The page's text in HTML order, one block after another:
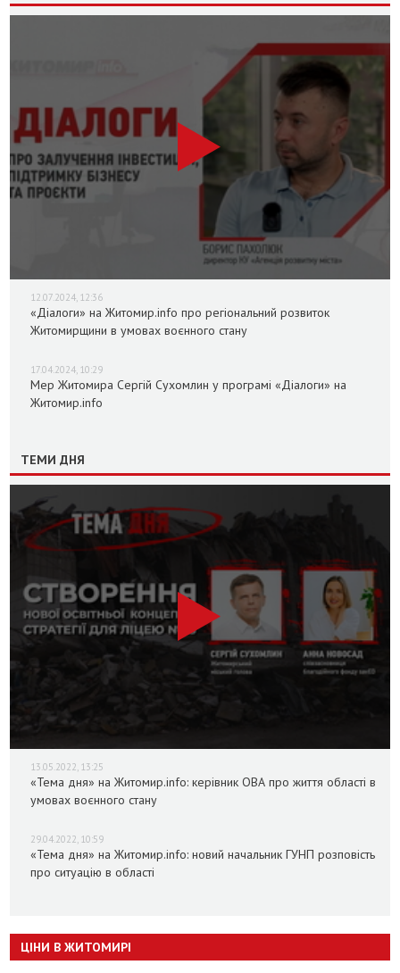
12.07.2024, 12:36
«Діалоги» на Житомир.info про регіональний розвиток
Житомирщини в умовах воєнного стану
17.04.2024, 10:29
Мер Житомира Сергій Сухомлин у програмі «Діалоги» на
Житомир.info
ТЕМИ ДНЯ
13.05.2022, 13:25
«Тема дня» на Житомир.info: керівник ОВА про життя області в
умовах воєнного стану
29.04.2022, 10:59
«Тема дня» на Житомир.info: новий начальник ГУНП розповість
про ситуацію в області
ЦІНИ В ЖИТОМИРІ